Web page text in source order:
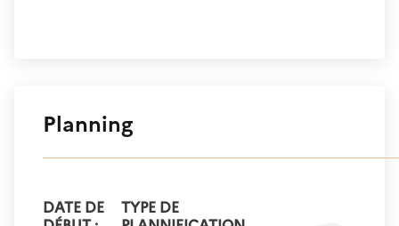
Planning
DATE DE
TYPE DE